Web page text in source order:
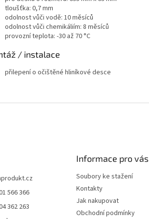
tloušťka: 0,7 mm
odolnost vůči vodě: 10 měsíců
odolnost vůči chemikáliím: 8 měsíců
provozní teplota: -30 až 70 °C
/ instalace
přilepení o očištěné hliníkové desce
566 366
362 263
Informace pro vás
Soubory ke stažení
Kontakty
Jak nakupovat
Obchodní podmínky